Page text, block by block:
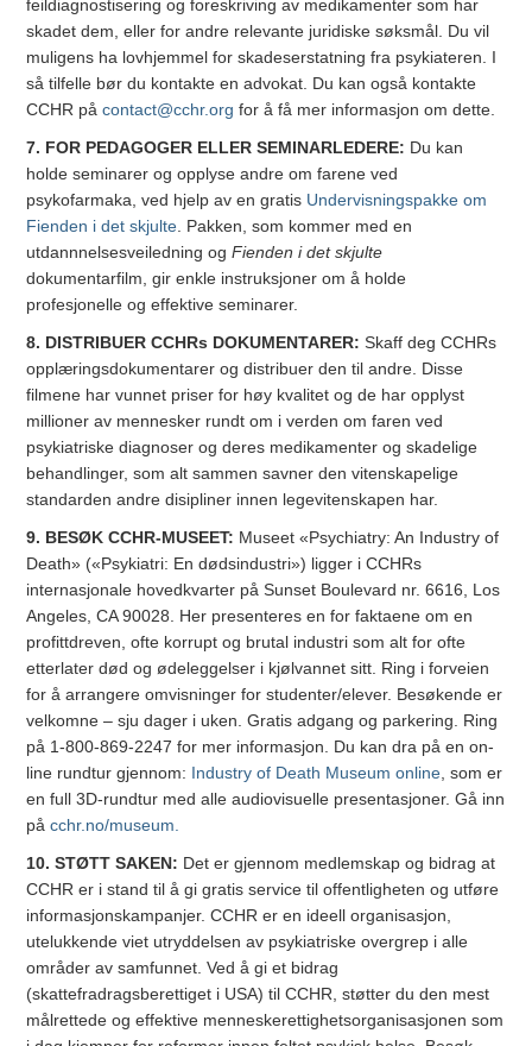
feildiagnostisering og foreskriving av medikamenter som har
skadet dem, eller for andre relevante juridiske søksmål. Du vil
muligens ha lovhjemmel for skadeserstatning fra psykiateren. I
så tilfelle bør du kontakte en advokat. Du kan også kontakte
CCHR påcontact@cchr.org for å få mer informasjon om dette.
7. FOR PEDAGOGER ELLER SEMINARLEDERE: Du kan
holde seminarer og opplyse andre om farene ved
psykofarmaka, ved hjelp av en gratis Undervisningspakke om
Fienden i det skjulte. Pakken, som kommer med en
utdannnelsesveiledning ogFienden i det skjulte
dokumentarfilm, gir enkle instruksjoner om å holde
profesjonelle og effektive seminarer.
8. DISTRIBUER CCHRs DOKUMENTARER:Skaff deg CCHRs
opplæringsdokumentarer og distribuer den til andre. Disse
filmene har vunnet priser for høy kvalitet og de har opplyst
millioner av mennesker rundt om i verden om faren ved
psykiatriske diagnoser og deres medikamenter og skadelige
behandlinger, som alt sammen savner den vitenskapelige
standarden andre disipliner innen legevitenskapen har.
9. BESØK CCHR-MUSEET: Museet «Psychiatry: An Industry of
Death» («Psykiatri: En dødsindustri») ligger i CCHRs
internasjonale hovedkvarter på Sunset Boulevard nr. 6616, Los
Angeles, CA 90028. Her presenteres en for faktaene om en
profittdreven, ofte korrupt og brutal industri som alt for ofte
etterlater død og ødeleggelser i kjølvannet sitt. Ring i forveien
for å arrangere omvisninger for studenter/elever. Besøkende er
velkomne – sju dager i uken. Gratis adgang og parkering. Ring
på 1-800-869-2247for mer informasjon. Du kan dra på en on-
line rundtur gjennom: Industry of Death Museum online, som er
en full 3D-rundtur med alle audiovisuelle presentasjoner. Gå inn
påcchr.no/museum.
10. STØTT SAKEN: Det er gjennom medlemskap og bidrag at
CCHR er i stand til å gi gratis service til offentligheten og utføre
informasjonskampanjer. CCHR er en ideell organisasjon,
utelukkende viet utryddelsen av psykiatriske overgrep i alle
områder av samfunnet. Ved å gi et bidrag
(skattefradragsberettiget i USA) til CCHR, støtter du den mest
målrettede og effektive menneskerettighetsorganisasjonen som